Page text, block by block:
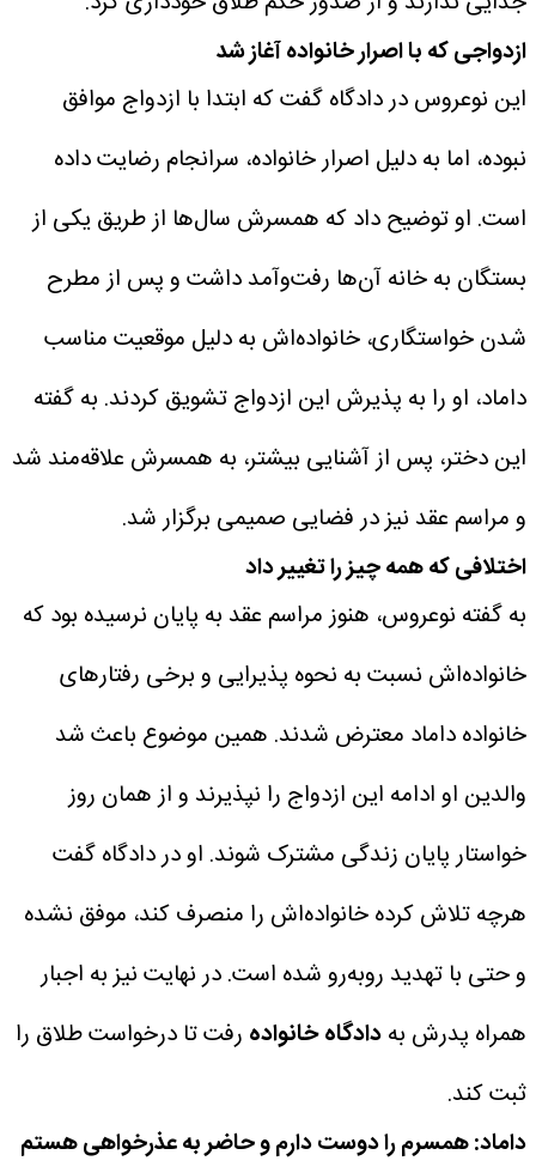
ازدواجی که با اصرار خانواده آغاز شد
این نوعروس در دادگاه گفت که ابتدا با ازدواج موافق
نبوده، اما به دلیل اصرار خانواده، سرانجام رضایت داده
است. او توضیح داد که همسرش سال‌ها از طریق یکی از
بستگان به خانه آن‌ها رفت‌وآمد داشت و پس از مطرح
شدن خواستگاری، خانواده‌اش به دلیل موقعیت مناسب
داماد، او را به پذیرش این ازدواج تشویق کردند. به گفته
این دختر، پس از آشنایی بیشتر، به همسرش علاقه‌مند شد
و مراسم عقد نیز در فضایی صمیمی برگزار شد.
اختلافی که همه چیز را تغییر داد
به گفته نوعروس، هنوز مراسم عقد به پایان نرسیده بود که
خانواده‌اش نسبت به نحوه پذیرایی و برخی رفتارهای
خانواده داماد معترض شدند. همین موضوع باعث شد
والدین او ادامه این ازدواج را نپذیرند و از همان روز
خواستار پایان زندگی مشترک شوند. او در دادگاه گفت
هرچه تلاش کرده خانواده‌اش را منصرف کند، موفق نشده
و حتی با تهدید روبه‌رو شده است. در نهایت نیز به اجبار
همراه پدرش بهدادگاه خانواده رفت تا درخواست طلاق را
ثبت کند.
داماد: همسرم را دوست دارم و حاضر به عذرخواهی هستم